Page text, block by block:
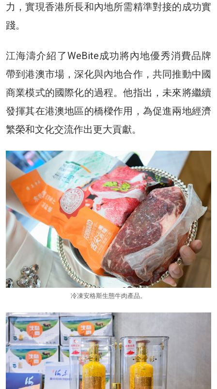
力，實現香港所長和內地所需精準對接的成功實
踐。
江海濤介紹了WeBite成功將內地優秀消費品牌
帶到港澳市場，深化與內地合作，共同推動中國
商業模式的國際化的過程。他指出，未來將繼續
發揮其在港澳地區的橋樑作用，為促進兩地經濟
繁榮和文化交流作出更大貢獻。
冷凍安格斯生態牛肉產品。